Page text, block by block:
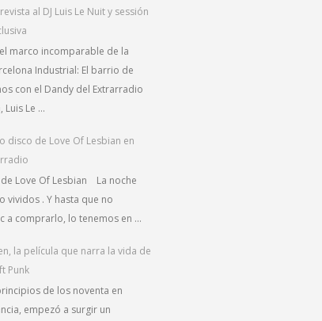
al DJ Luis Le Nuit y sessión
el marco incomparable de la
Industrial: El barrio de
con el Dandy del Extrarradio
Le ...
disco de Love Of Lesbian en
Love Of Lesbian La noche
vividos . Y hasta que no
a comprarlo, lo tenemos en ...
la película que narra la vida de
Punk
de los noventa en
empezó a surgir un